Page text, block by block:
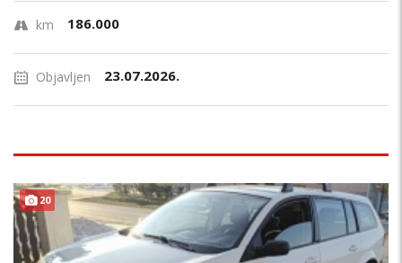
km 186.000
Objavljen 23.07.2026.
20